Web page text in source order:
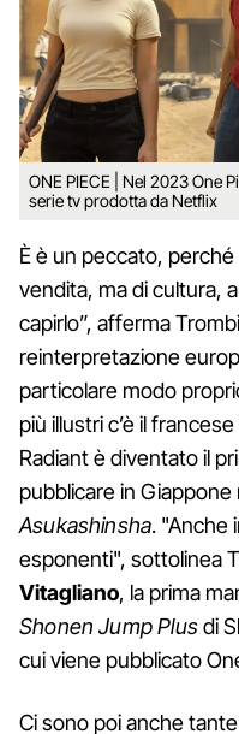
ONE PIECE | Nel 2023 One
serie tv prodotta da Netflix
È è un peccato,
vendita, ma di cultura,
capirlo”, afferma
reinterpretazione
particolare modo
più illustri c’è il
Radiant è diventato il
pubblicare in
Asukashinsha. "Anche
esponenti", sottolinea
Vitagliano, la prima
Shonen Jump Plusdi
cui viene pubblicato
Ci sono poi anche